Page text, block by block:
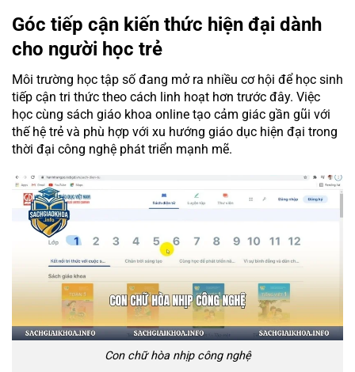
Góc tiếp cận kiến thức hiện đại dành
cho người học trẻ
Môi trường học tập số đang mở ra nhiều cơ hội để học sinh
tiếp cận tri thức theo cách linh hoạt hơn trước đây. Việc
học cùng sách giáo khoa online tạo cảm giác gần gũi với
thế hệ trẻ và phù hợp với xu hướng giáo dục hiện đại trong
thời đại công nghệ phát triển mạnh mẽ.
Con chữ hòa nhịp công nghệ